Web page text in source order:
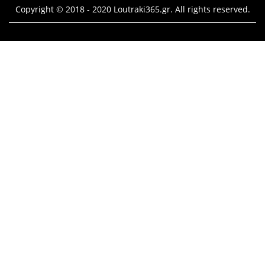
Copyright © 2018 - 2020 Loutraki365.gr. All rights reserved.